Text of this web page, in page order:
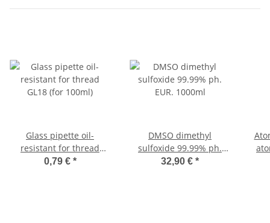
Glass pipette oil-
resistant for thread
GL18 (for 100ml)
0,79 € *
DMSO dimethyl
sulfoxide 99.99% ph.
EUR. 1000ml
32,90 € *